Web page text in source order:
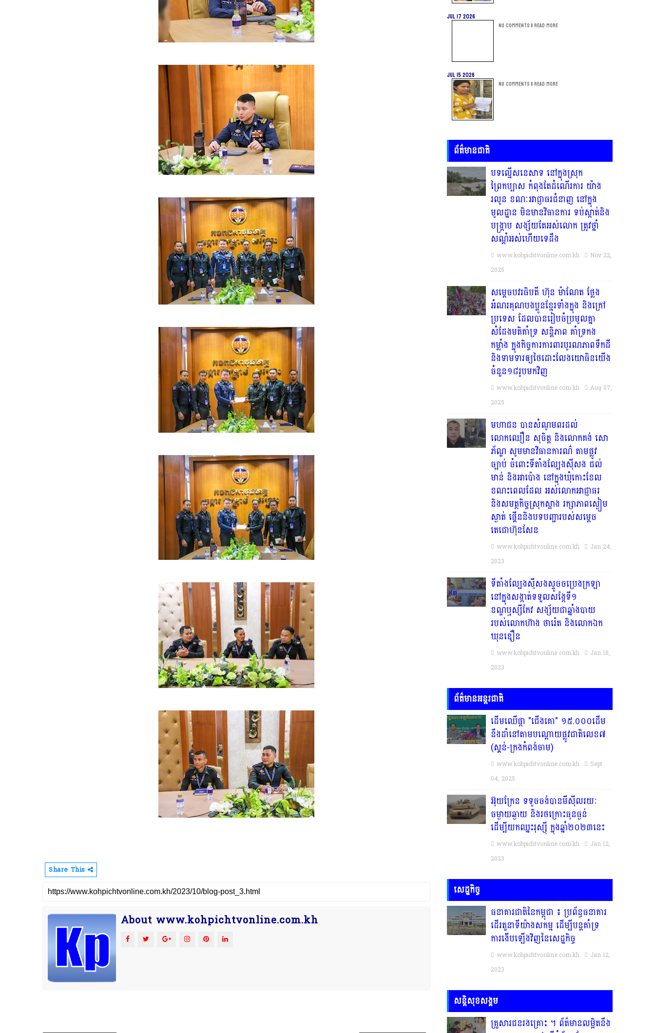
Share This
About www.kohpichtvonline.com.kh
Jul 17 2026
No Comments | Read more
Jul 15 2026
No Comments | Read more
ព័ត៌មានជាតិ
បទល្មើសនេសាទ នៅក្នុងស្រុក
ព្រៃកប្បាស កំពុងតែដំណើរការ យ៉ាង
រលូន ខណៈអាជ្ញាធរជំនាញ នៅក្នុង
មូលដ្ឋាន មិនមានវិធានការ ទប់ស្កាត់និង
បង្ក្រាប សង្ស័យតែអស់លោក ត្រូវថ្នាំ
សណ្ដំអស់ហើយទេដឹង
www.kohpichtvonline.com.kh
Nov 22,
2025
សម្តេចបវរធិបតី ហ៊ុន ម៉ាណែត ថ្លែង
អំណរគុណបងប្អូនខ្មែរទាំងក្នុង និងក្រៅ
ប្រទេស ដែលបានរៀបចំប្រមូលគ្នា
សំដែងមតិគាំទ្រ សន្តិភាព គាំទ្រកង
កម្លាំង ក្នុងកិច្ចការការពារបូរណភាពទឹកដី
និងទាមទារឲ្យថៃដោះលែងយោធិនយើង
ចំនួន១៨រូបមកវិញ
www.kohpichtvonline.com.kh
Aug 07,
2025
មហាជន បានសំណូមពរដល់
លោកឈឿន សុចិត្ត និងលោកគង់ សោ
ភ័ណ្ឌ សូមមានវិធានការណ៌ តាមផ្លូវ
ច្បាប់ ចំពោះទីតាំងល្បែងស៊ីសង ជល់
មាន់ និងអាប៉ោង នៅក្នុងឃុំកោះខែល
ខណះពេលដែល អស់លោកអាជ្ញាធរ
និងសមត្ថកិច្ចស្រុកស្អាង រក្សាភាពស្ងៀម
ស្ងាត់ ផ្គើននិងបទបញ្ជារបស់សម្តេច
តេជោហ៊ុនសែន
www.kohpichtvonline.com.kh
Jan 24,
2023
ទីតាំងល្បែងស៊ីសងស្ទូចចប្រេងក្រឡា
នៅក្នុងសង្កាត់ទទួលសង្កែទី១
ខណ្ឌឬស្សីកែវ សង្ស័យជាឆ្នាំងបាយ
របស់លោកហ៊ាង ថារ៉េត និងលោកឯក
ឃុនឌឿន
www.kohpichtvonline.com.kh
Jan 18,
2023
ព័ត៌មានអន្តរជាតិ
ដើមឈើផ្កា "ជើងគោ" ១៥.០០០ដើម
នឹងដាំនៅតាមបណ្តោយផ្លូវជាតិលេខ៧
(ស្គន់-ក្រងកំពង់ចាម)
www.kohpichtvonline.com.kh
Sept
04, 2025
អ៊ុយក្រែន ទទូចចង់បានមីស៊ីលរយៈ
ចម្ងាយឆ្ងាយ និងរថក្រោះធុនធ្ងន់
ដើម្បីយកឈ្នះរុស្ស៉ី ក្នុងឆ្នាំ២០២៣នេះ
www.kohpichtvonline.com.kh
Jan 12,
2023
សេដ្ឋកិច្ច
ធនាគារជាតិនៃកម្ពុជា ៖ ប្រព័ន្ធធនាគារ
ដើរតួនាទីយ៉ាងសកម្ម ដើម្បីបន្តគាំទ្រ
ការងើបឡើងវិញនៃសេដ្ឋកិច្ច
www.kohpichtvonline.com.kh
Jan 12,
2023
សន្តិសុខសង្គម
គ្រួសារ​ជន​រង​គ្រោះ​ ។​ ព័ត៌មានលម្អិតនឹង